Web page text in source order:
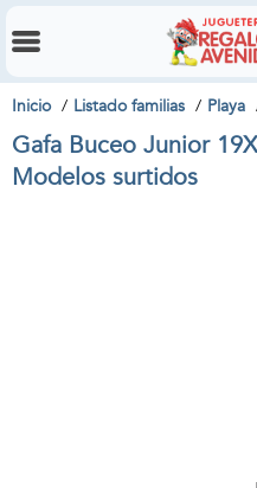
Inicio Listado familias Playa
Gafa Buceo Junior
Modelos surtidos